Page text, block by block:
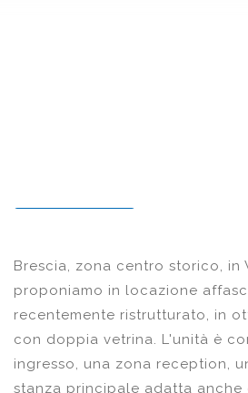
Brescia, zona centro storico, in
proponiamo in locazione
recentemente ristrutturato, in
con doppia vetrina. L'unità è
ingresso, una zona reception,
stanza principale adatta anche